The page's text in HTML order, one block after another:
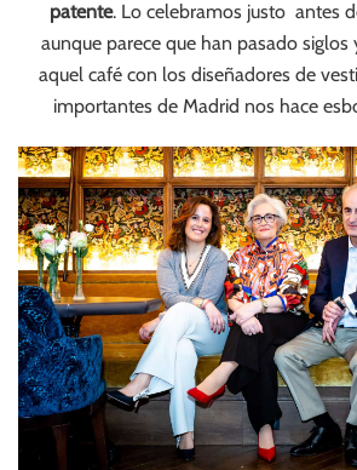
patente. Lo celebramos justo antes
aunque parece que han pasado siglos
aquel café con los diseñadores de
importantes de Madrid nos hace